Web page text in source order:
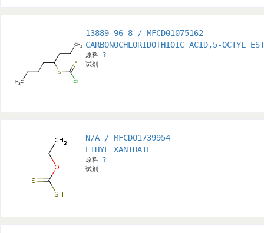
13889-96-8 / MFCD01075162
CARBONOCHLORIDOTHIOIC ACID,5-OCTYL
原料 ?
试剂
N/A / MFCD01739954
ETHYL XANTHATE
原料 ?
试剂